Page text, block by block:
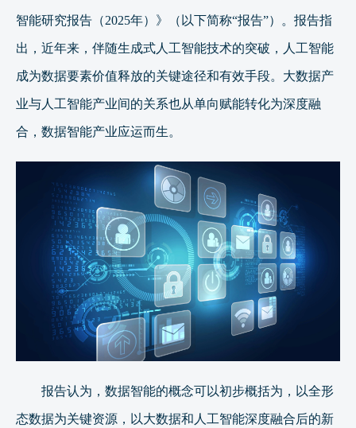
智能研究报告（2025年）》（以下简称“报告”）。报告指
出，近年来，伴随生成式人工智能技术的突破，人工智能
成为数据要素价值释放的关键途径和有效手段。大数据产
业与人工智能产业间的关系也从单向赋能转化为深度融
合，数据智能产业应运而生。
报告认为，数据智能的概念可以初步概括为，以全形
态数据为关键资源，以大数据和人工智能深度融合后的新